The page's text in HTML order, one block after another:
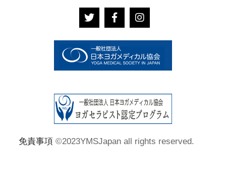
免責事項 ©2023YMSJapan all rights reserved.